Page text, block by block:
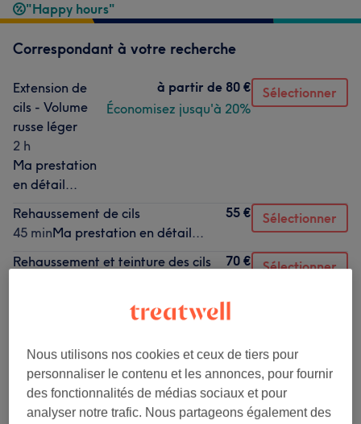
"Happy hours"
Correspondant à votre recherche
Extension de
cils - Volume
russe léger
2 h
Ma prestation
en détail...
à partir de 80 €
Économisez jusqu'à 20%
Sélectionner
Rehaussement de cils
45 minMa prestation en détail...
55 € Sélectionner
Rehaussement et teinture des cils
70 € Sélectionner
Recherchez dans notre liste de prestations
Beauté Du Regard ( 11) à partir de 15 €
Nous utilisons nos cookies et ceux de tiers pour
personnaliser le contenu et les annonces, pour fournir
des fonctionnalités de médias sociaux et pour
analyser notre trafic. Nous partageons également des